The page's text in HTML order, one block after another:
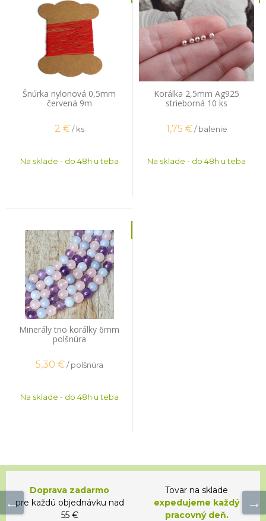
Šnúrka nylonová 0,5mm
červená 9m
2 € / ks
Na sklade - do 48h u teba
Korálka 2,5mm Ag925
strieborná 10 ks
1,75 € / balenie
Na sklade - do 48h u teba
Minerály trio korálky 6mm
polšnúra
5,30 € / polšnúra
Na sklade - do 48h u teba
Doprava zadarmo
pre každú objednávku nad
55 €
Tovar na sklade
expedujeme každý
pracovný deň.